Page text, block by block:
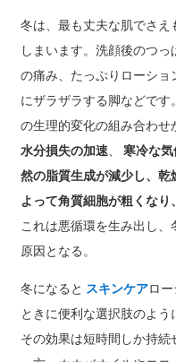
冬は、最も丈夫な肌でさえ
しまいます。洗顔後のつ
の痛み、たっぷりローショ
にザラザラする脚などで
の生理的変化の組み合わせ
水分損失の加速、 寒冷な
然の脂質生成が減少し、
よって角質細胞が粗くなり
これは悪循環を生み出し、
原因となる。
冬になると スキンケアロー
ときに便利な選択肢のよう
その効果は短時間しか持続